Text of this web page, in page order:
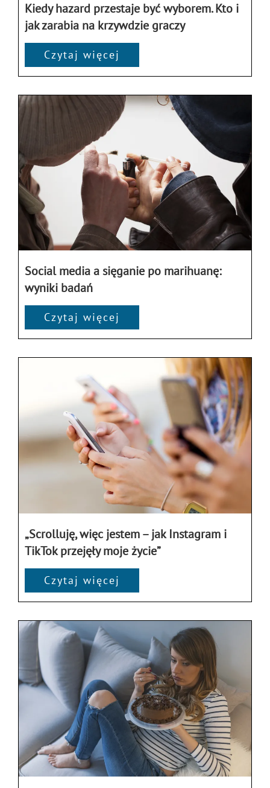
Kiedy hazard przestaje być wyborem. Kto i
jak zarabia na krzywdzie graczy
Czytaj więcej
Social media a sięganie po marihuanę:
wyniki badań
Czytaj więcej
„Scrolluję, więc jestem – jak Instagram i
TikTok przejęły moje życie”
Czytaj więcej